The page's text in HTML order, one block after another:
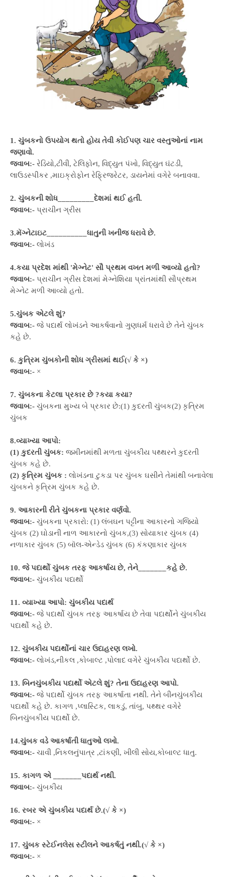
1. ચુંબકનો ઉપયોગ થતો હોય તેવી કોઈપણ ચાર વસ્તુઓનાં નામ
જણાવો.
જવાબ:- રેડિયો,ટીવી, ટેલિફોન, વિદ્યુત પંખો, વિદ્યુત ઘંટડી,
લાઉડસ્પીકર ,માઇક્રોફોન રેફ્રિજરેટર, ડાયનેમાં વગેરે બનાવવા.
2. ચુંબકની શોધ_________દેશમાં થઈ હતી.
જવાબ:- પ્રાચીન ગ્રીસ
3.મૅગ્નેટાઇટ__________ધાતુની ખનીજ ધરાવે છે.
જવાબ:- લોખંડ
4.કયા પ્રદેશ માંથી 'મેગ્નેટ' સૌ પ્રથમ વખત મળી આવ્યો હતો?
જવાબ:- પ્રાચીન ગ્રીસ દેશમાં મેગ્નેશિયા પ્રાંતમાંથી સૌપ્રથમ
મેગ્નેટ મળી આવ્યો હતો.
5.ચુંબક એટલે શું?
જવાબ:- જે પદાર્થ લોખંડને આકર્ષવાનો ગુણધર્મ ધરાવે છે તેને ચુંબક
કહે છે.
6. કુત્રિમ ચુંબકોની શોધ ગ્રીસમાં થઈ(√ કે ×)
જવાબ:- ×
7. ચુંબકના કેટલા પ્રકાર છે ?કયા કયા?
જવાબ:- ચુંબકના મુખ્ય બે પ્રકાર છે:(1) કુદરતી ચુંબક(2) કૃત્રિમ
ચુંબક
8.વ્યાખ્યા આપો:
(1) કુદરતી ચુંબક: જમીનમાંથી મળતા ચુંબકીય પથ્થરને કુદરતી
ચુંબક કહે છે.
(2) કૃત્રિમ ચુંબક : લોખંડના ટુકડા પર ચુંબક ઘસીને તેમાંથી બનાવેલા
ચુંબકને કૃત્રિમ ચુંબક કહે છે.
9. આકારની રીતે ચુંબકના પ્રકાર વર્ણવો.
જવાબ:- ચુંબકના પ્રકારો: (1) લંબઘન પટ્ટીના આકારનો ગજિયો
ચુંબક (2) ઘોડાની નાળ આકારનો ચુંબક,(3) સોયાકાર ચુંબક (4)
નળાકાર ચુંબક (5) બૉલ-એન્ડેડ ચુંબક (6) કંકણાકાર ચુંબક
10. જે પદાર્થો ચુંબક તરફ આકર્ષાય છે, તેને_______કહે છે.
જવાબ:- ચુંબકીય પદાર્થો
11. વ્યાખ્યા આપો: ચુંબકીય પદાર્થ
જવાબ:- જે પદાર્થો ચુંબક તરફ આકર્ષાય છે તેવા પદાર્થોને ચુંબકીય
પદાર્થો કહે છે.
12. ચુંબકીય પદાર્થોનાં ચાર ઉદાહરણ લખો.
જવાબ:- લોખંડ,નીકલ ,કોબાલ્ટ ,પોલાદ વગેરે ચુંબકીય પદાર્થો છે.
13. બિનચુંબકીય પદાર્થો એટલે શું? તેના ઉદાહરણ આપો.
જવાબ:- જે પદાર્થો ચુંબક તરફ આકર્ષાતા નથી. તેને બીનચુંબકીય
પદાર્થો કહે છે. કાગળ ,પ્લાસ્ટિક, લાકડું, તાંબુ, પથ્થર વગેરે
બિનચુંબકીય પદાર્થો છે.
14.ચુંબક વડે આકર્ષાતી ધાતુઓ લખો.
જવાબ:- ચાવી ,નિકલનુંપાત્ર ,ટાંકણી, ખીલી સોય,કોબાલ્ટ ધાતુ.
15. કાગળ એ _______પદાર્થ નથી.
જવાબ:- ચુંબકીય
16. રબર એ ચુંબકીય પદાર્થ છે.(√ કે ×)
જવાબ:- ×
17. ચુંબક સ્ટેઈનલેસ સ્ટીલને આકર્ષતું નથી.(√ કે ×)
જવાબ:- ×